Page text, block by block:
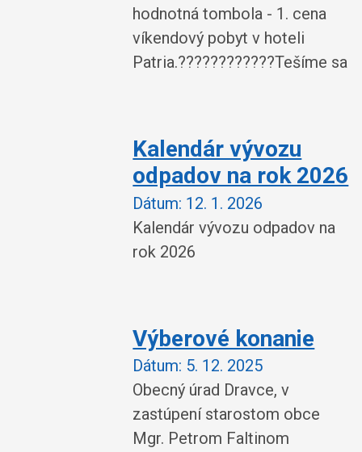
hodnotná tombola - 1. cena
víkendový pobyt v hoteli
Patria.????????????Tešíme sa
Kalendár vývozu
odpadov na rok 2026
Dátum: 12. 1. 2026
Kalendár vývozu odpadov na
rok 2026
Výberové konanie
Dátum: 5. 12. 2025
Obecný úrad Dravce, v
zastúpení starostom obce
Mgr. Petrom Faltinom